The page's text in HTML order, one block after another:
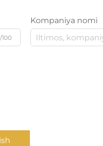
100
Kompaniya nomi